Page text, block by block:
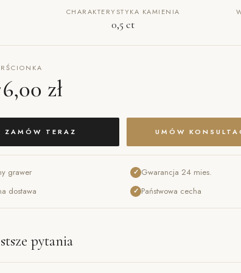
CHARAKTERYSTYKA KAMIENIA
0,5 ct
zł
ZAMÓW TERAZ UMÓW
grawer
dostawa
✓ Gwarancja 24 mies.
✓ Państwowa cecha
pytania